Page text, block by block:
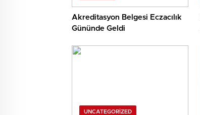
Akreditasyon Belgesi Eczacılık
Gününde Geldi
UNCATEGORIZED